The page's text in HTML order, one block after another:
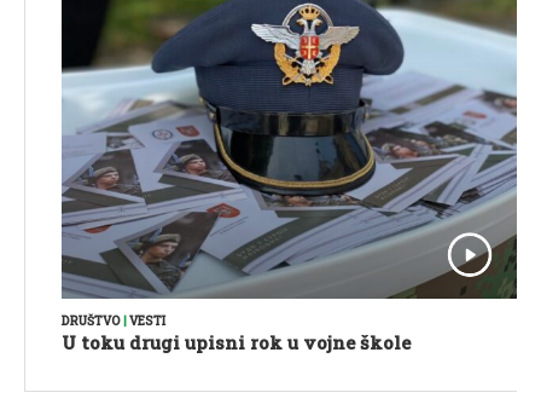
DRUŠTVO VESTI
U toku drugi upisni rok u vojne škole